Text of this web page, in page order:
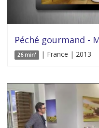
Péché gourmand -
26 min' | France | 2013